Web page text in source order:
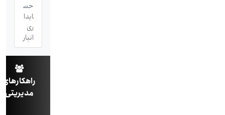
حس
ابدا
ری
انبار
راهکارهای
مدیریتی